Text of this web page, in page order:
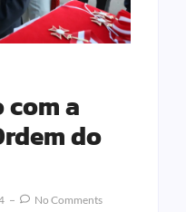
a
do
No Comments